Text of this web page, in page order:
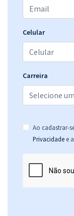
Celular
Carreira
Ao cadastrar-
Privacidade e